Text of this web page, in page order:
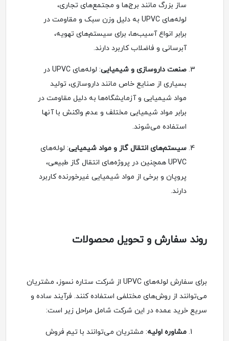
ساز بزرگ مانند برج‌ها و مجتمع‌های تجاری،
لوله‌های UPVC به دلیل وزن سبک و مقاومت در
برابر انواع آسیب‌ها، برای سیستم‌های تهویه،
آبرسانی و فاضلاب کاربرد دارند.
صنعت داروسازی و شیمیایی
: لوله‌های UPVC در
بسیاری از صنایع خاص مانند داروسازی، تولید
مواد شیمیایی و آزمایشگاه‌ها به دلیل مقاومت در
برابر مواد شیمیایی مختلف و عدم واکنش با آنها
استفاده می‌شوند.
سیستم‌های انتقال گاز و مواد شیمیایی: لوله‌های
UPVC همچنین در پروژه‌های انتقال گاز طبیعی،
پروپان و برخی از مواد شیمیایی غیرخورنده کاربرد
دارند.
روند سفارش و تحویل محصولات
برای سفارش لوله‌های UPVC از شرکت ستاره نسوز، مشتریان
می‌توانند از روش‌های مختلفی استفاده کنند. فرآیند ساده و
سریع خرید عمده در این شرکت شامل مراحل زیر است:
مشاوره اولیه: مشتریان می‌توانند با تیم فروش